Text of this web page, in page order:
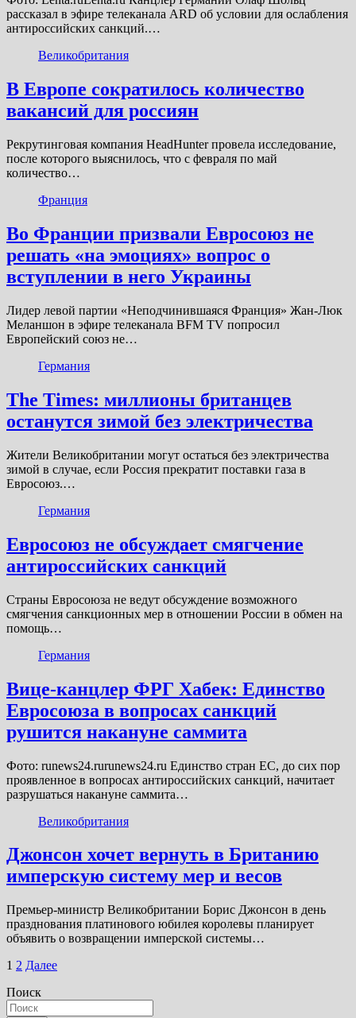
рассказал в эфире телеканала ARD об условии для ослабления
антироссийских санкций.…
Великобритания
В Европе сократилось количество
вакансий для россиян
Рекрутинговая компания HeadHunter провела исследование,
после которого выяснилось, что с февраля по май
количество…
Франция
Во Франции призвали Евросоюз не
решать «на эмоциях» вопрос о
вступлении в него Украины
Лидер левой партии «Неподчинившаяся Франция» Жан-Люк
Меланшон в эфире телеканала BFM TV попросил
Европейский союз не…
Германия
The Times: миллионы британцев
останутся зимой без электричества
Жители Великобритании могут остаться без электричества
зимой в случае, если Россия прекратит поставки газа в
Евросоюз.…
Германия
Евросоюз не обсуждает смягчение
антироссийских санкций
Страны Евросоюза не ведут обсуждение возможного
смягчения санкционных мер в отношении России в обмен на
помощь…
Германия
Вице-канцлер ФРГ Хабек: Единство
Евросоюза в вопросах санкций
рушится накануне саммита
Фото: runews24.rurunews24.ru Единство стран ЕС, до сих пор
проявленное в вопросах антироссийских санкций, начитает
разрушаться накануне саммита…
Великобритания
Джонсон хочет вернуть в Британию
имперскую систему мер и весов
Премьер-министр Великобритании Борис Джонсон в день
празднования платинового юбилея королевы планирует
объявить о возвращении имперской системы…
Пагинация
записей
1 2 Далее
Поиск